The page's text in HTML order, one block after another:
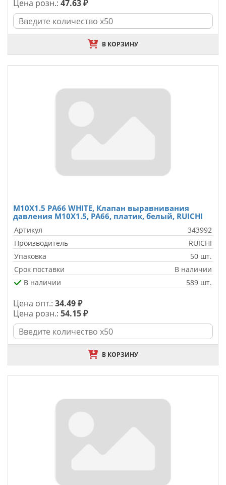
Цена розн.: 47.63 ₽
В КОРЗИНУ
M10X1.5 PA66 WHITE, Клапан выравнивания
давления M10X1.5, PA66, платик, белый, RUICHI
Артикул
343992
Производитель
RUICHI
Упаковка
50 шт.
Срок поставки
В наличии
В наличии
589 шт.
Цена опт.: 34.49 ₽
Цена розн.: 54.15 ₽
В КОРЗИНУ